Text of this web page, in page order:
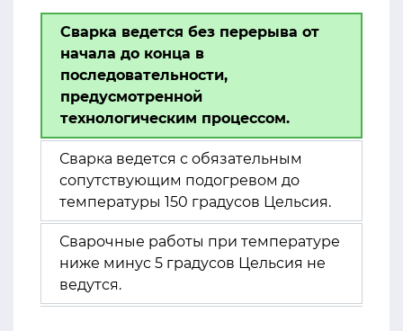
Сварка ведется без перерыва от
начала до конца в
последовательности,
предусмотренной
технологическим процессом.
Сварка ведется с обязательным
сопутствующим подогревом до
температуры 150 градусов Цельсия.
Сварочные работы при температуре
ниже минус 5 градусов Цельсия не
ведутся.